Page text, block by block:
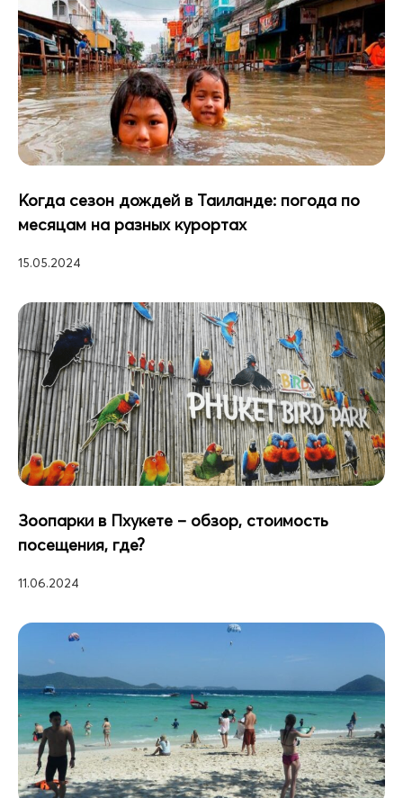
Когда сезон дождей в Таиланде: погода по
месяцам на разных курортах
15.05.2024
Зоопарки в Пхукете – обзор, стоимость
посещения, где?
11.06.2024